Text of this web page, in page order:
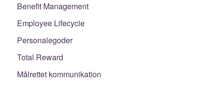
Benefit Management
Employee Lifecycle
Personalegoder
Total Reward
Målrettet kommunikation